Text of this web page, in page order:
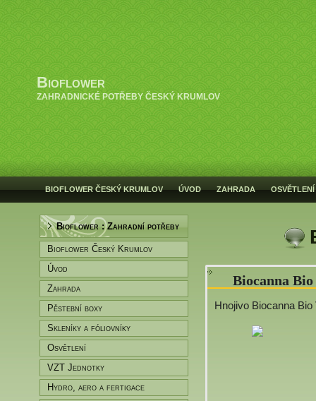
Bioflower
ZAHRADNICKÉ POTŘEBY ČESKÝ KRUMLOV
BIOFLOWER ČESKÝ KRUMLOV ÚVOD ZAHRADA OSVĚTLENÍ
Bioflower : Zahradní potřeby
Bioflower Český Krumlov
Úvod
Zahrada
Pěstební boxy
Skleníky a fóliovníky
Osvětlení
VZT Jednotky
Hydro, aero a fertigace
Biocanna Bio
Hnojivo Biocanna Bio